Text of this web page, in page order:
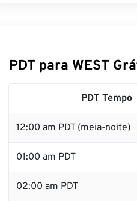
PDT para WEST
PDT Tempo
12:00 am PDT (meia-noite)
01:00 am PDT
02:00 am PDT